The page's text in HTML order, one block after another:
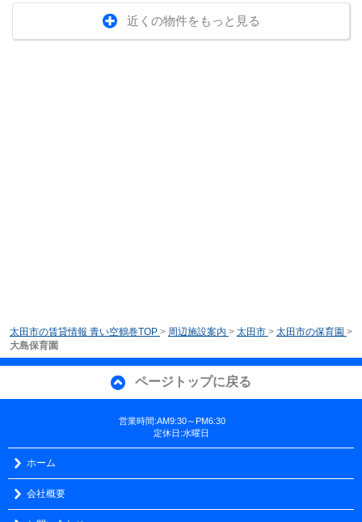
近くの物件をもっと見る
太田市の賃貸情報 青い空鶴巻TOP > 周辺施設案内 > 太田市 > 太田市の保育園 >
大島保育園
ページトップに戻る
営業時間:AM9:30～PM6:30
定休日:水曜日
ホーム
会社概要